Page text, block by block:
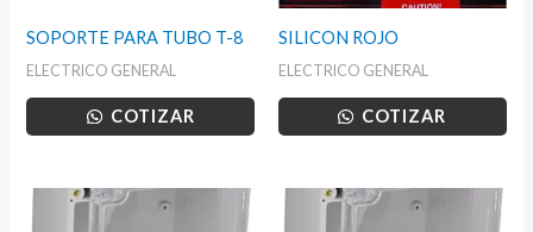
SOPORTE PARA TUBO T-8
ELECTRICO GENERAL
COTIZAR
SILICON ROJO
ELECTRICO GENERAL
COTIZAR